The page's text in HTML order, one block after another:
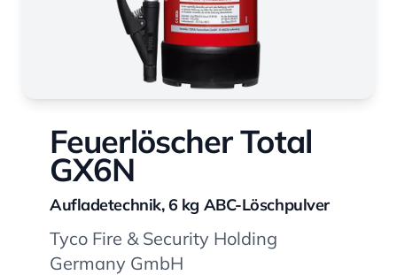
Feuerlöscher Total
GX6N
Aufladetechnik, 6 kg ABC-Löschpulver
Tyco Fire & Security Holding
Germany GmbH